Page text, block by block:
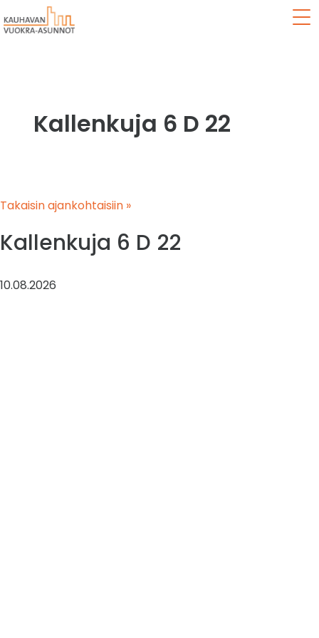
Kallenkuja 6 D 22
Takaisin ajankohtaisiin »
Kallenkuja 6 D 22
10.08.2026